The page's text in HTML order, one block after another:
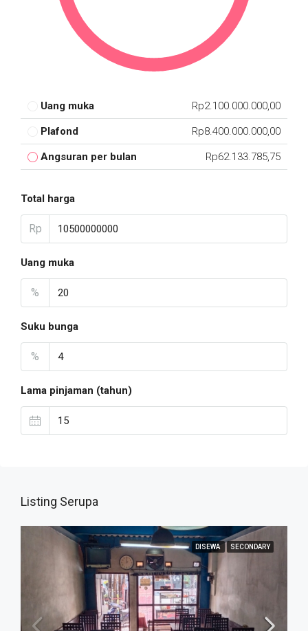
Uang muka Rp2.100.000.000,00
Plafond Rp8.400.000.000,00
Angsuran per bulan Rp62.133.785,75
Total harga
Rp
Uang muka
%
Suku bunga
%
Lama pinjaman (tahun)
Listing Serupa
DISEWA SECONDARY